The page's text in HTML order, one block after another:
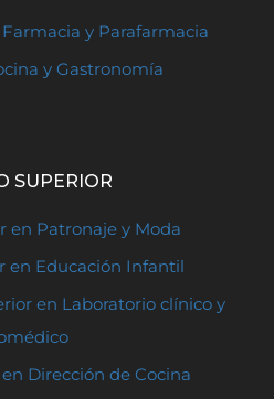
y Parafarmacia
y Gastronomía
SUPERIOR
en Patronaje y Moda
en Educación Infantil
en Laboratorio clínico y
Dirección de Cocina